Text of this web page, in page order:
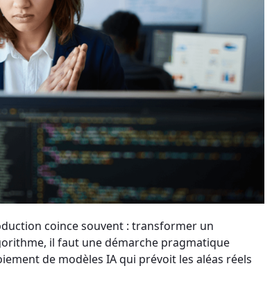
coince souvent : transformer un
il faut une démarche pragmatique
de modèles IA qui prévoit les aléas réels